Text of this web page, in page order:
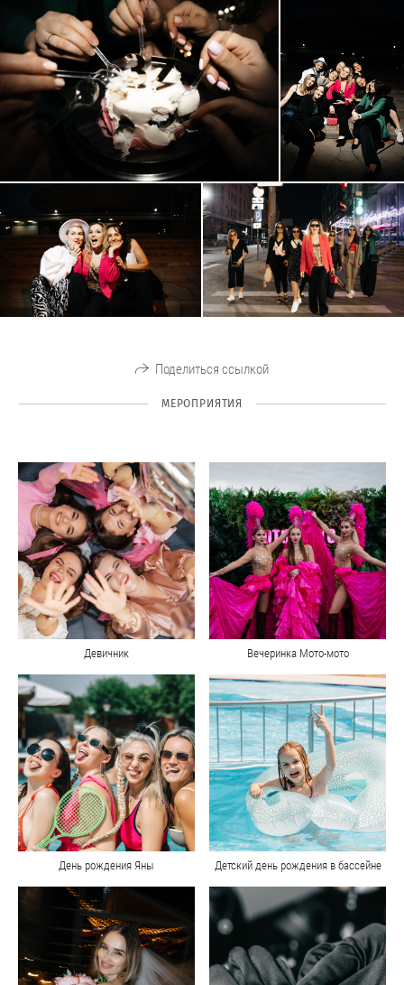
Поделиться ссылкой
МЕРОПРИЯТИЯ
Девичник Вечеринка Мото-мото
День рождения Яны Детский день рождения в бассейне